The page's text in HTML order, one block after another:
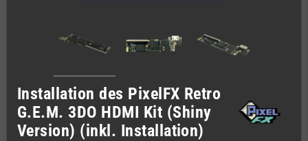
Installation des PixelFX Retro
G.E.M. 3DO HDMI Kit (Shiny
Version) (inkl. Installation)